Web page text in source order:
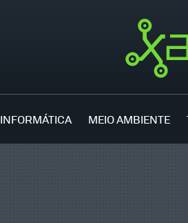
INFORMÁTICA MEIO AMBIENTE